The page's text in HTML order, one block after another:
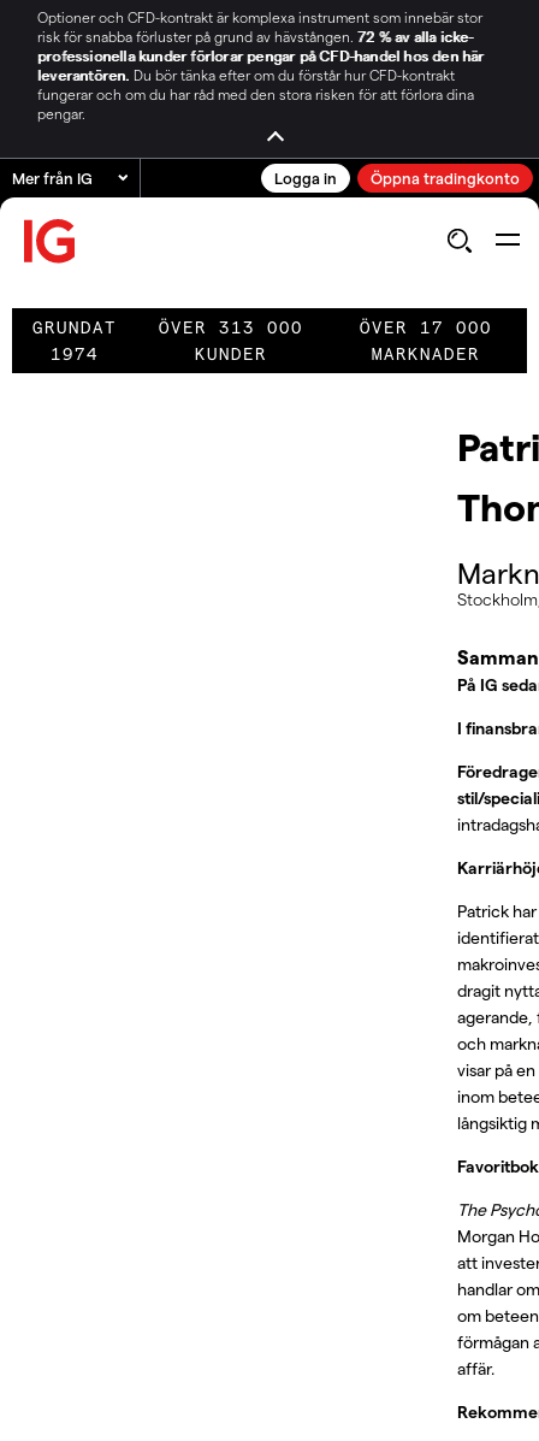
Optioner och CFD-kontrakt är komplexa instrument som innebär stor
risk för snabba förluster på grund av hävstången. 72 % av alla icke-
professionella kunder förlorar pengar på CFD-handel hos den här
leverantören. Du bör tänka efter om du förstår hur CFD-kontrakt
fungerar och om du har råd med den stora risken för att förlora dina
pengar.
Mer från IG Logga in Öppna tradingkonto
GRUNDAT
1974
ÖVER 313 000
KUNDER
ÖVER 17 000
MARKNADER
På IG
I
stil/
Patrick
dragit
agerande,
och
visar på
inom
långsiktig
The
Morgan
att
handlar
om
förmågan
affär.